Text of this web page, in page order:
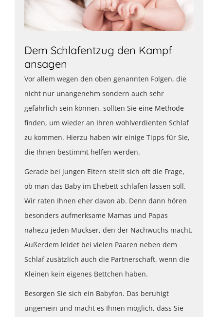
Dem Schlafentzug den Kampf
ansagen
Vor allem wegen den oben genannten Folgen, die
nicht nur unangenehm sondern auch sehr
gefährlich sein können, sollten Sie eine Methode
finden, um wieder an Ihren wohlverdienten Schlaf
zu kommen. Hierzu haben wir einige Tipps für Sie,
die Ihnen bestimmt helfen werden.
Gerade bei jungen Eltern stellt sich oft die Frage,
ob man das Baby im Ehebett schlafen lassen soll.
Wir raten Ihnen eher davon ab. Denn dann hören
besonders aufmerksame Mamas und Papas
nahezu jeden Muckser, den der Nachwuchs macht.
Außerdem leidet bei vielen Paaren neben dem
Schlaf zusätzlich auch die Partnerschaft, wenn die
Kleinen kein eigenes Bettchen haben.
Besorgen Sie sich ein Babyfon. Das beruhigt
ungemein und macht es Ihnen möglich, dass Sie